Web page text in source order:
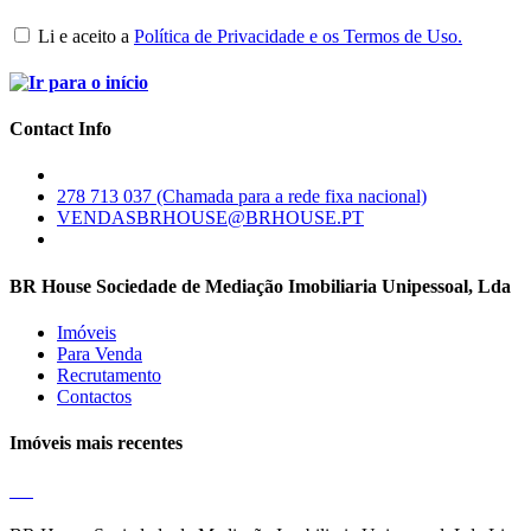
Li e aceito a Política de Privacidade e os Termos de Uso.
Contact Info
278 713 037 (Chamada para a rede fixa nacional)
VENDASBRHOUSE@BRHOUSE.PT
BR House Sociedade de Mediação Imobiliaria Unipessoal, Lda
Imóveis
Para Venda
Recrutamento
Contactos
Imóveis mais recentes